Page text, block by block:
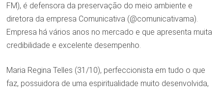
FM), é defensora da preservação do meio ambiente e
diretora da empresa Comunicativa (@comunicativama).
Empresa há vários anos no mercado e que apresenta muita
credibilidade e excelente desempenho.
Maria Regina Telles (31/10), perfeccionista em tudo o que
faz, possuidora de uma espiritualidade muito desenvolvida,